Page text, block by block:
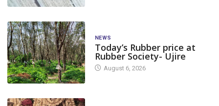
NEWS
Today’s Rubber price at
Rubber Society- Ujire
August 6, 2026